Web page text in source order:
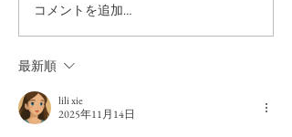
コメントを追加…
最新順
lili xie
2025年11月14日